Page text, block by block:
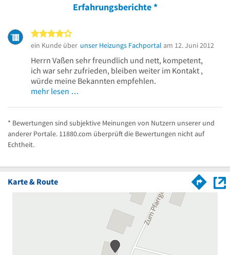
Erfahrungsberichte*
ein Kunde über unser Heizungs Fachportal am 12. Juni 2012
Herrn Vaßen sehr freundlich und nett, kompetent,
ich war sehr zufrieden, bleiben weiter im Kontakt ,
würde meine Bekannten empfehlen.
mehr lesen …
* Bewertungen sind subjektive Meinungen von Nutzern unserer und
anderer Portale. 11880.com überprüft die Bewertungen nicht auf
Echtheit.
Karte & Route